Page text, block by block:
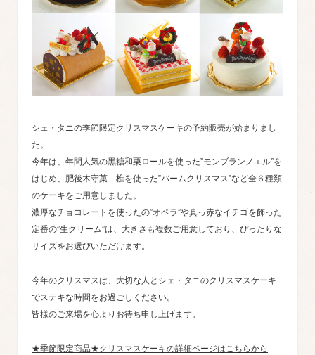
シェ・タニの季節限定クリスマスケーキの予約販売が始まりまし
た。
今年は、年間人気の黒糖和栗ロールを使った”モンブランノエル”を
はじめ、肥後木守菓 樵を使った”バームクリスマス”など全６種類
のケーキをご用意しました。
濃厚なチョコレートを使ったの”オペラ”や真っ赤なイチゴを飾った
定番の”生クリーム”は、大きさも複数ご用意しており、ぴったりな
サイズをお選びいただけます。
今年のクリスマスは、大切な人とシェ・タニのクリスマスケーキ
でステキな時間をお過ごしください。
皆様のご来場を心よりお待ち申し上げます。
★季節限定商品★クリスマスケーキの詳細ページはこちらから